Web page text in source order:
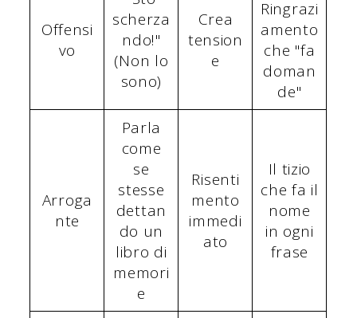
Offensi
vo
scherza
ndo!"
(Non lo
sono)
Crea
tension
e
Ringrazi
amento
che "fa
doman
de"
Arroga
nte
Parla
come
se
stesse
dettan
do un
libro di
memori
e
Risenti
mento
immedi
ato
Il tizio
che fa il
nome
in ogni
frase